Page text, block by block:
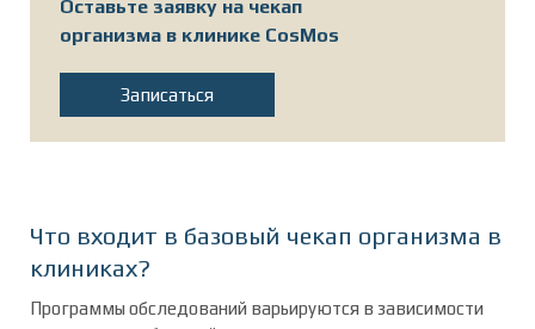
Записаться
Оставьте заявку на чекап
организма в клинике CosMos
Что входит в базовый чекап организма в
клиниках?
Программы обследований варьируются в зависимости